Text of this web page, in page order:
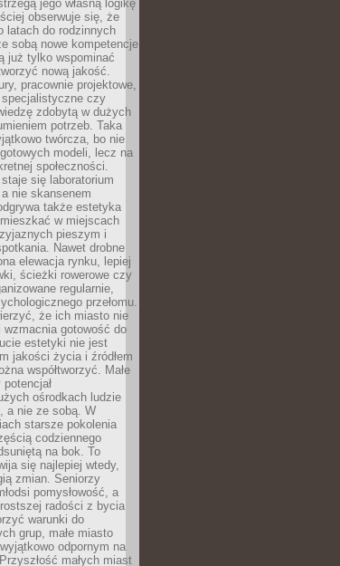
jego własną logikę
obserwuje się, że
latach do rodzinnych
sobą nowe kompetencje
już tylko wspominać
nową jakość.
pracownie projektowe,
specjalistyczne czy
zdobytą w dużych
potrzeb. Taka
twórcza, bo nie
modeli, lecz na
społeczności.
się laboratorium
nie skansenem
także estetyka
w miejscach
pieszym i
Nawet drobne
elewacja rynku, lepiej
ścieżki rowerowe czy
regularnie,
przełomu.
że ich miasto nie
gotowość do
estetyki nie jest
jakości życia i źródłem
współtworzyć. Małe
ośrodkach ludzie
a nie ze sobą. W
starsze pokolenia
codziennego
na bok. To
się najlepiej wtedy,
zmian. Seniorzy
pomysłowość, a
radości z bycia
warunki do
grup, małe miasto
odpornym na
małych miast